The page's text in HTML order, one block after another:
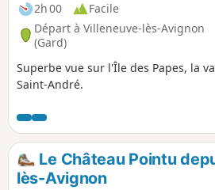
2h 00
Facile
Départ à Villeneuve-lès-Avignon
(Gard)
Superbe vue sur l'Île des Papes, la
Saint-André.
Le Château Pointu
lès-Avignon